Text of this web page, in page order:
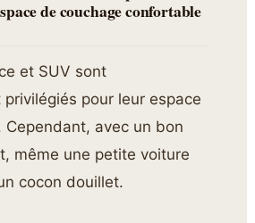
de couchage confortable
et SUV sont
pour leur espace
Cependant, avec un bon
même une petite voiture
cocon douillet.